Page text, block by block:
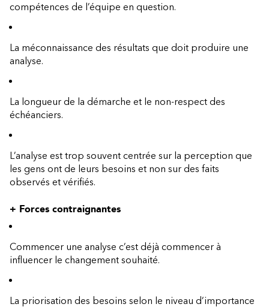
compétences de l’équipe en question.
La méconnaissance des résultats que doit produire une
analyse.
La longueur de la démarche et le non-respect des
échéanciers.
L’analyse est trop souvent centrée sur la perception que
les gens ont de leurs besoins et non sur des faits
observés et vérifiés.
+ Forces contraignantes
Commencer une analyse c’est déjà commencer à
influencer le changement souhaité.
La priorisation des besoins selon le niveau d’importance